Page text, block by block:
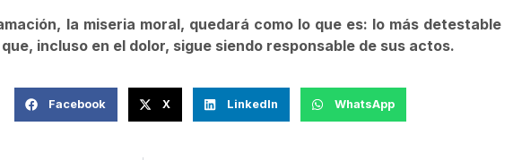
la miseria moral, quedará como lo que es: lo más detestable
incluso en el dolor, sigue siendo responsable de sus actos.
Facebook X LinkedIn WhatsApp